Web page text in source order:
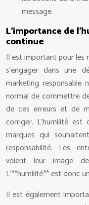
message.
L’importance de
continue
Il est important pour les
s’engager dans une
marketing responsable
normal de commettre
de ces erreurs et de
corriger. L’humilité
marques qui
responsabilité. Les
voient leur image
L’**humilité** est donc
Il est également